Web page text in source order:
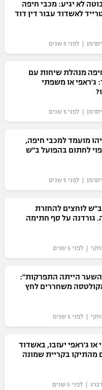
לא יגיע: מכבי חיפה
לאשדוד עבור דין דוד
| לפני 5 שנים
מנהלת שיחות עם
ג'ראפי או משפתי
| לפני 5 שנים
מועמד למכבי חיפה,
לחתום בהפועל ב"ש
| לפני 5 שנים
ב"ש לוחצים להחזרת
גורדנה על סף חתימה
| לפני 5 שנים
השער הייתה התפרקות":
משחררים לחץ
| לפני 5 שנים
ג'ראפי יעזבו, באשדוד
מהתיקו בקריית שמונה
| לפני 5 שנים